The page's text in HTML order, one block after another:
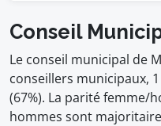
Conseil
Le conseil municipal de
conseillers municipaux,
(67%). La parité femme/
hommes sont